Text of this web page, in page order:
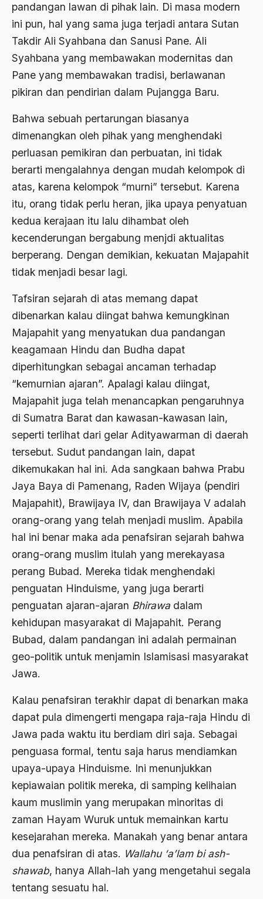
pandangan lawan di pihak lain. Di masa modern
ini pun, hal yang sama juga terjadi antara Sutan
Takdir Ali Syahbana dan Sanusi Pane. Ali
Syahbana yang membawakan modernitas dan
Pane yang membawakan tradisi, berlawanan
pikiran dan pendirian dalam Pujangga Baru.
Bahwa sebuah pertarungan biasanya
dimenangkan oleh pihak yang menghendaki
perluasan pemikiran dan perbuatan, ini tidak
berarti mengalahnya dengan mudah kelompok di
atas, karena kelompok “murni” tersebut. Karena
itu, orang tidak perlu heran, jika upaya penyatuan
kedua kerajaan itu lalu dihambat oleh
kecenderungan bergabung menjdi aktualitas
berperang. Dengan demikian, kekuatan Majapahit
tidak menjadi besar lagi.
Tafsiran sejarah di atas memang dapat
dibenarkan kalau diingat bahwa kemungkinan
Majapahit yang menyatukan dua pandangan
keagamaan Hindu dan Budha dapat
diperhitungkan sebagai ancaman terhadap
“kemurnian ajaran”. Apalagi kalau diingat,
Majapahit juga telah menancapkan pengaruhnya
di Sumatra Barat dan kawasan-kawasan lain,
seperti terlihat dari gelar Adityawarman di daerah
tersebut. Sudut pandangan lain, dapat
dikemukakan hal ini. Ada sangkaan bahwa Prabu
Jaya Baya di Pamenang, Raden Wijaya (pendiri
Majapahit), Brawijaya IV, dan Brawijaya V adalah
orang-orang yang telah menjadi muslim. Apabila
hal ini benar maka ada penafsiran sejarah bahwa
orang-orang muslim itulah yang merekayasa
perang Bubad. Mereka tidak menghendaki
penguatan Hinduisme, yang juga berarti
penguatan ajaran-ajaran Bhirawa dalam
kehidupan masyarakat di Majapahit. Perang
Bubad, dalam pandangan ini adalah permainan
geo-politik untuk menjamin Islamisasi masyarakat
Jawa.
Kalau penafsiran terakhir dapat di benarkan maka
dapat pula dimengerti mengapa raja-raja Hindu di
Jawa pada waktu itu berdiam diri saja. Sebagai
penguasa formal, tentu saja harus mendiamkan
upaya-upaya Hinduisme. Ini menunjukkan
kepiawaian politik mereka, di samping kelihaian
kaum muslimin yang merupakan minoritas di
zaman Hayam Wuruk untuk memainkan kartu
kesejarahan mereka. Manakah yang benar antara
dua penafsiran di atas. Wallahu ‘a’lam bi ash-
shawab, hanya Allah-lah yang mengetahui segala
tentang sesuatu hal.
Agama di Asia
agama elitis
Agama Hukum
Agama Inovasi
agama populer
Agama Terang
Agenda Nasional
Agraria
Agum Gumelar
Ahimsa
Ahli
ahli fikih
Ahli Ilmu Agama
Ahli waris
ahlul sunnah wal jamaah
Ahlussunnah
Ahlussunnah Wal jamaah
Ahmad Benbella
Ahmad Dhani
Ahmad Hasan Rurbi
Ahmad Khomeini
Ahmad Syafi’i Ma’arif
Ahmad Tirtisudiro
ahmad wahib
Ahmad Wahid
AIDS
Airport
Airport Changi
Airport Noto Hadi Negoro
Ajaran AGama
Ajaran Agama Islam
Ajaran Islam
ajaran kemasyarakatan
Ajengan SIngaparna